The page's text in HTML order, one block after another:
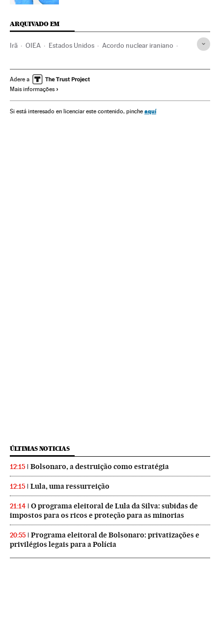
ARQUIVADO EM
Irã OIEA Estados Unidos Acordo nuclear iraniano
Adere a
Mais informações
Si está interesado en licenciar este contenido, pinche aquí
ÚLTIMAS NOTICIAS
12:15 Bolsonaro, a destruição como estratégia
12:15 Lula, uma ressurreição
21:14
O programa eleitoral de Lula da Silva: subidas de
impostos para os ricos e proteção para as minorias
20:55
Programa eleitoral de Bolsonaro: privatizações e
privilégios legais para a Polícia